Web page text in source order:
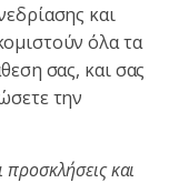
και
όλα τα
σας, και σας
την
και